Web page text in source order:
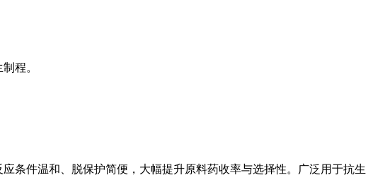
程。
应条件温和、脱保护简便，大幅提升原料药收率与选择性。广泛用于抗生